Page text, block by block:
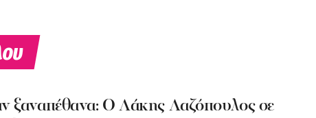
ξαναπέθανα: Ο Λάκης Λαζόπουλος σε